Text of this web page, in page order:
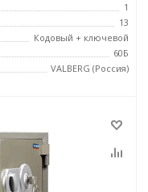
1
13
Кодовый + ключевой
60Б
VALBERG (Россия)